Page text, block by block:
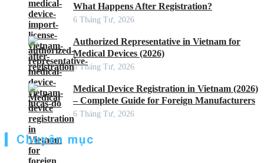
What Happens After Registration?
6 Tháng Tư, 2026
Authorized Representative in Vietnam for
Medical Devices (2026)
6 Tháng Tư, 2026
Medical Device Registration in Vietnam (2026)
– Complete Guide for Foreign Manufacturers
6 Tháng Tư, 2026
Chuyên mục